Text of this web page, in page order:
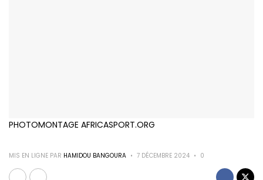
PHOTOMONTAGE AFRICASPORT.ORG
MIS EN LIGNE PAR HAMIDOU BANGOURA 7 DÉCEMBRE 2024 0